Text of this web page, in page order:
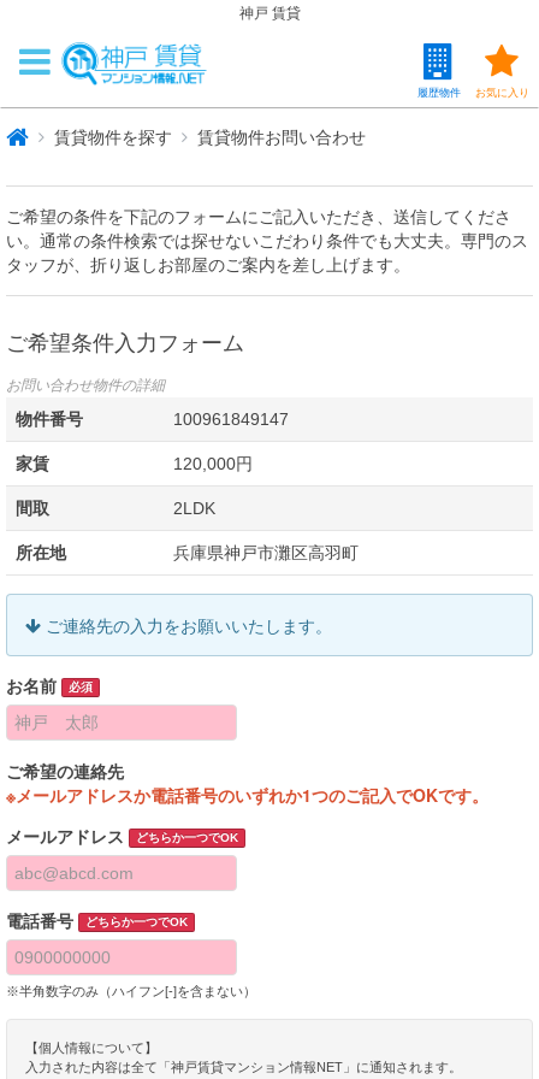
神戸 賃貸
お気に入り
履歴物件
賃貸物件を探す 賃貸物件お問い合わせ
ご希望の条件を下記のフォームにご記入いただき、送信してくださ
い。通常の条件検索では探せないこだわり条件でも大丈夫。専門のス
タッフが、折り返しお部屋のご案内を差し上げます。
ご希望条件入力フォーム
お問い合わせ物件の詳細
物件番号 100961849147
家賃 120,000円
間取 2LDK
所在地 兵庫県神戸市灘区高羽町
ご連絡先の入力をお願いいたします。
お名前 必須
ご希望の連絡先
※メールアドレスか電話番号のいずれか1つのご記入でOKです。
メールアドレス どちらか一つでOK
電話番号 どちらか一つでOK
※半角数字のみ（ハイフン[-]を含まない）
【個人情報について】
入力された内容は全て「神戸賃貸マンション情報NET」に通知されます。